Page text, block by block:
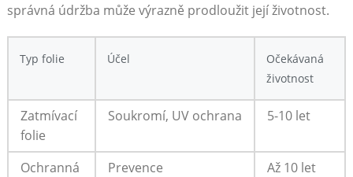
správná údržba může⁣ výrazně prodloužit její životnost.
Typ folie Účel
Očekávaná
životnost
Zatmívací
folie
Soukromí, UV ochrana 5-10 let
Ochranná‌
Prevence
Až ‍10 let